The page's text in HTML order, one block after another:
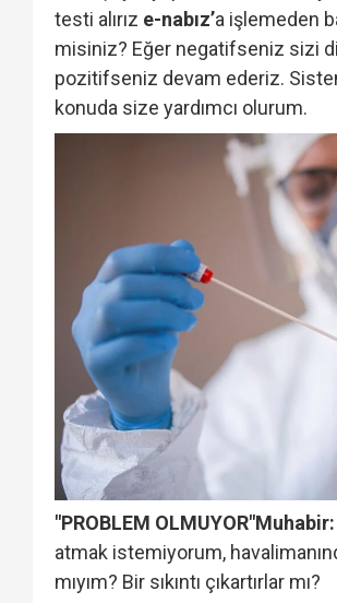
testi alırız e-nabız’a işlemeden
misiniz? Eğer negatifseniz sizi
pozitifseniz devam ederiz.
konuda size yardımcı olurum.
"PROBLEM OLMUYOR"Muhabir:
atmak istemiyorum,
mıyım? Bir sıkıntı çıkartırlar mı?